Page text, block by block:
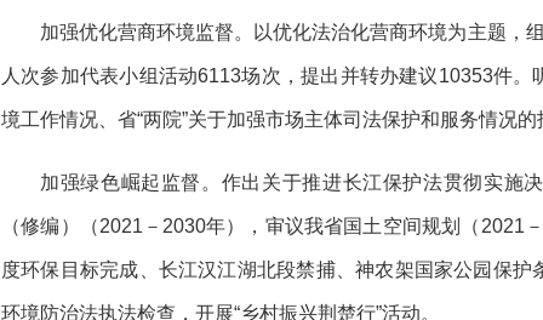
加强优化营商环境监督。以优化法治化营商环境为主题，
人次参加代表小组活动6113场次，提出并转办建议10353件
境工作情况、省“两院”关于加强市场主体司法保护和服务情况
加强绿色崛起监督。作出关于推进长江保护法贯彻实施
（修编）（2021－2030年），审议我省国土空间规划（2021
度环保目标完成、长江汉江湖北段禁捕、神农架国家公园保
环境防治法执法检查，开展“乡村振兴荆楚行”活动。